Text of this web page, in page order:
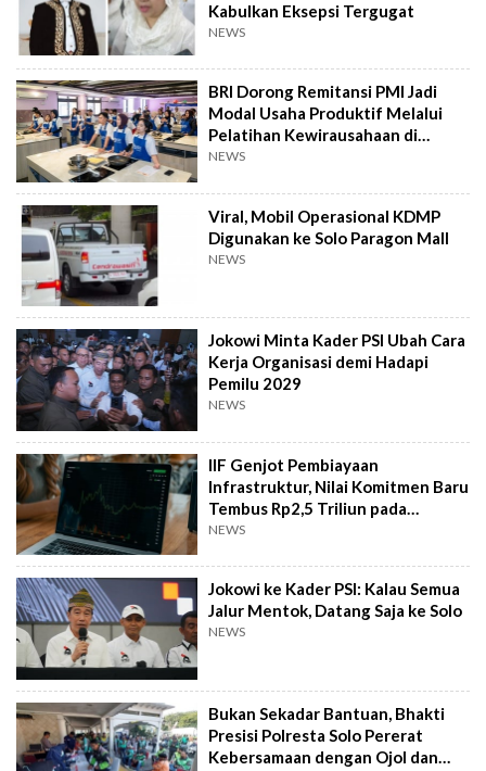
Kabulkan Eksepsi Tergugat
NEWS
BRI Dorong Remitansi PMI Jadi
Modal Usaha Produktif Melalui
Pelatihan Kewirausahaan di
Taiwan
NEWS
Viral, Mobil Operasional KDMP
Digunakan ke Solo Paragon Mall
NEWS
Jokowi Minta Kader PSI Ubah Cara
Kerja Organisasi demi Hadapi
Pemilu 2029
NEWS
IIF Genjot Pembiayaan
Infrastruktur, Nilai Komitmen Baru
Tembus Rp2,5 Triliun pada
Semester I 2026
NEWS
Jokowi ke Kader PSI: Kalau Semua
Jalur Mentok, Datang Saja ke Solo
NEWS
Bukan Sekadar Bantuan, Bhakti
Presisi Polresta Solo Pererat
Kebersamaan dengan Ojol dan